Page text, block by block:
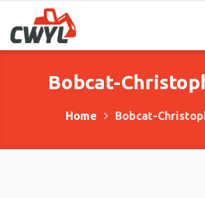
Bobcat-
Home Bobcat-